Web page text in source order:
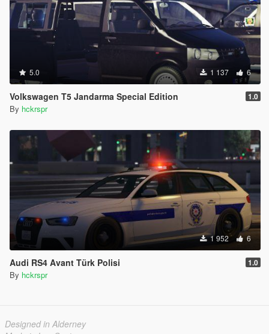
5.0 1 137 6
Volkswagen T5 Jandarma Special Edition 1.0
By hckrspr
1 952 6
Audi RS4 Avant Türk Polisi 1.0
By hckrspr
Designed in Alderney